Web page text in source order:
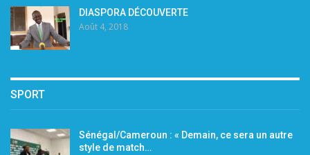
DIASPORA DÉCOUVERTE
Août 4, 2018
SPORT
Sénégal/Cameroun : « Demain, ce sera un autre
style de match…